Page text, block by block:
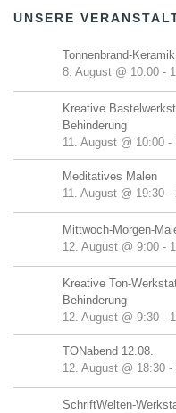
UNSERE
Tonnenbrand-Keramik
8. August @ 10:00 -
Kreative
Behinderung
11. August @ 10:00 -
Meditatives Malen
11. August @ 19:30 -
Mittwoch-Morgen-
12. August @ 9:00 -
Kreative Ton-
Behinderung
12. August @ 9:30 -
TONabend 12.08.
12. August @ 18:30 -
SchriftWelten-